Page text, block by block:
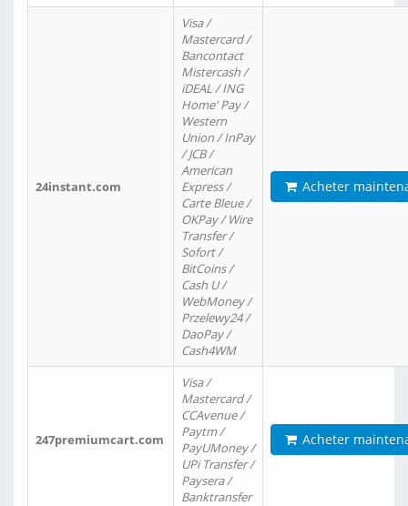
24instant.com
Visa /
Mastercard /
Bancontact
Mistercash /
iDEAL / ING
Home' Pay /
Western
Union / InPay
/ JCB /
American
Express /
Carte Bleue /
OKPay / Wire
Transfer /
Sofort /
BitCoins /
Cash U /
WebMoney /
Przelewy24 /
DaoPay /
Cash4WM
Acheter
247premiumcart.com
Visa /
Mastercard /
CCAvenue /
Paytm /
PayUMoney /
UPi Transfer /
Paysera /
Banktransfer
Acheter